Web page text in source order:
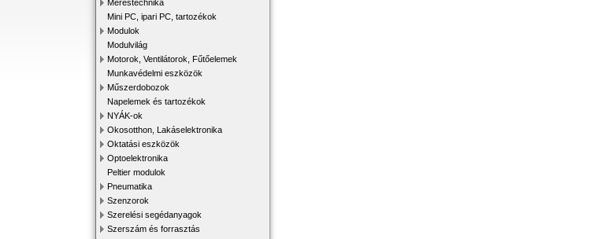
Méréstechnika
Mini PC, ipari PC, tartozékok
Modulok
Modulvilág
Motorok, Ventilátorok, Fűtőelemek
Munkavédelmi eszközök
Műszerdobozok
Napelemek és tartozékok
NYÁK-ok
Okosotthon, Lakáselektronika
Oktatási eszközök
Optoelektronika
Peltier modulok
Pneumatika
Szenzorok
Szerelési segédanyagok
Szerszám és forrasztás